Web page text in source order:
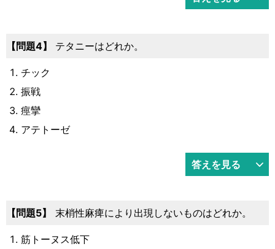
問題4 テタニーはどれか。
チック
振戦
痙攣
アテトーゼ
答えを見る
問題5 末梢性麻痺により出現しないものはどれか。
筋トーヌス低下